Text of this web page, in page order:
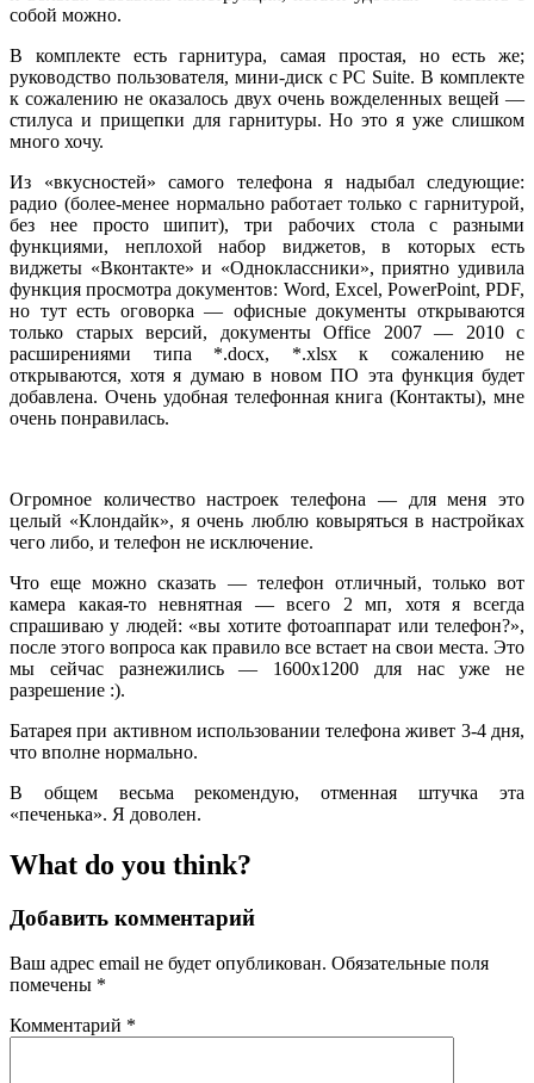
собой можно.
В комплекте есть гарнитура, самая простая, но есть же;
руководство пользователя, мини-диск с PC Suite. В комплекте
к сожалению не оказалось двух очень вожделенных вещей —
стилуса и прищепки для гарнитуры. Но это я уже слишком
много хочу.
Из «вкусностей» самого телефона я надыбал следующие:
радио (более-менее нормально работает только с гарнитурой,
без нее просто шипит), три рабочих стола с разными
функциями, неплохой набор виджетов, в которых есть
виджеты «Вконтакте» и «Одноклассники», приятно удивила
функция просмотра документов: Word, Excel, PowerPoint, PDF,
но тут есть оговорка — офисные документы открываются
только старых версий, документы Office 2007 — 2010 с
расширениями типа *.docx, *.xlsx к сожалению не
открываются, хотя я думаю в новом ПО эта функция будет
добавлена. Очень удобная телефонная книга (Контакты), мне
очень понравилась.
Огромное количество настроек телефона — для меня это
целый «Клондайк», я очень люблю ковыряться в настройках
чего либо, и телефон не исключение.
Что еще можно сказать — телефон отличный, только вот
камера какая-то невнятная — всего 2 мп, хотя я всегда
спрашиваю у людей: «вы хотите фотоаппарат или телефон?»,
после этого вопроса как правило все встает на свои места. Это
мы сейчас разнежились — 1600х1200 для нас уже не
разрешение :).
Батарея при активном использовании телефона живет 3-4 дня,
что вполне нормально.
В общем весьма рекомендую, отменная штучка эта
«печенька». Я доволен.
What do you think?
Добавить комментарий
Ваш адрес email не будет опубликован. Обязательные поля
помечены *
Комментарий *